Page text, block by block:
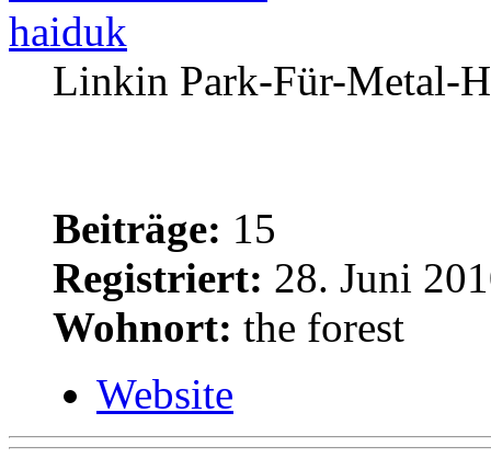
haiduk
Linkin Park-Für-Metal-
Beiträge: 15
Registriert: 28. Juni
Wohnort: the forest
Website